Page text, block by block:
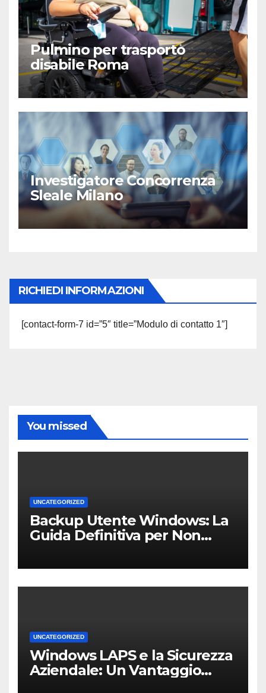
Pulmino per trasporto
disabile Roma
Investigatore Concorrenza
Sleale Milano
RICHIEDI INFORMAZIONI
[contact-form-7 id=”5″ title=”Modulo di contatto 1″]
You missed
UNCATEGORIZED
Backup Utente Windows: La
Guida Definitiva per Non
Casa o dell’Ufficio
UNCATEGORIZED
Windows LAPS e la Sicurezza
Aziendale: Un Vantaggio